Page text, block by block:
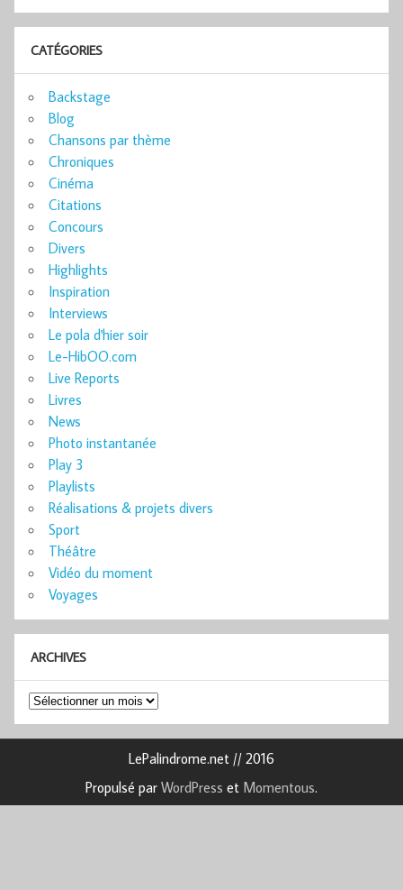
CATÉGORIES
Backstage
Blog
Chansons par thème
Chroniques
Cinéma
Citations
Concours
Divers
Highlights
Inspiration
Interviews
Le pola d'hier soir
Le-HibOO.com
Live Reports
Livres
News
Photo instantanée
Play 3
Playlists
Réalisations & projets divers
Sport
Théâtre
Vidéo du moment
Voyages
ARCHIVES
Archives
LePalindrome.net // 2016
Propulsé par WordPress et Momentous.